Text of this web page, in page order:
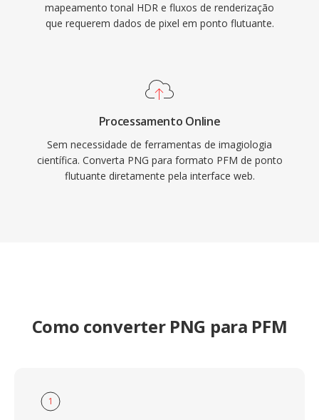
mapeamento tonal HDR e fluxos de renderização
que requerem dados de pixel em ponto flutuante.
Processamento Online
Sem necessidade de ferramentas de imagiologia
científica. Converta PNG para formato PFM de ponto
flutuante diretamente pela interface web.
Como converter PNG para PFM
1